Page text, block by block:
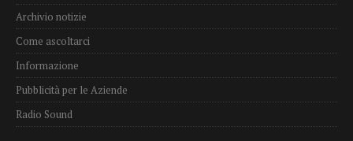
Archivio notizie
Come ascoltarci
Informazione
Pubblicità per le Aziende
Radio Sound